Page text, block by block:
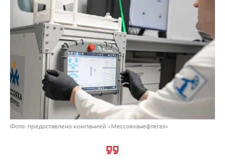
Фото: предоставлено компанией «Мессояханефтегаз»